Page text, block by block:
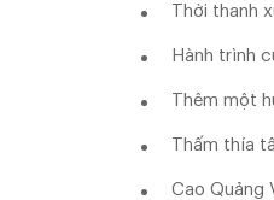
Thời thanh
Hành trình
Thêm một
Thấm thía
Cao Quảng